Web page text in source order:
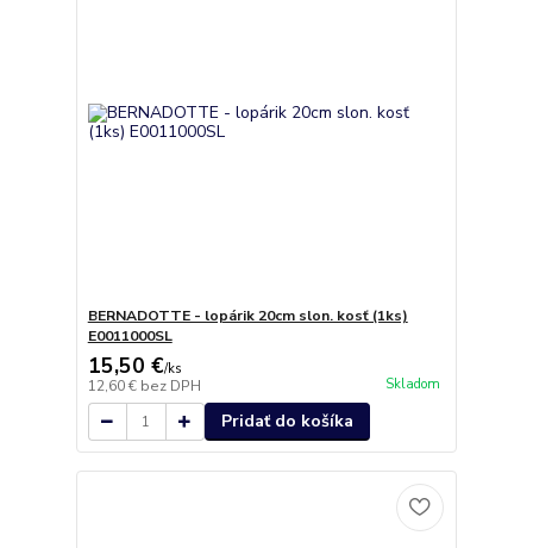
BERNADOTTE - lopárik 20cm slon. kosť (1ks)
E0011000SL
15,50 €/ks
12,60 € bez DPH Skladom
Pridať do košíka